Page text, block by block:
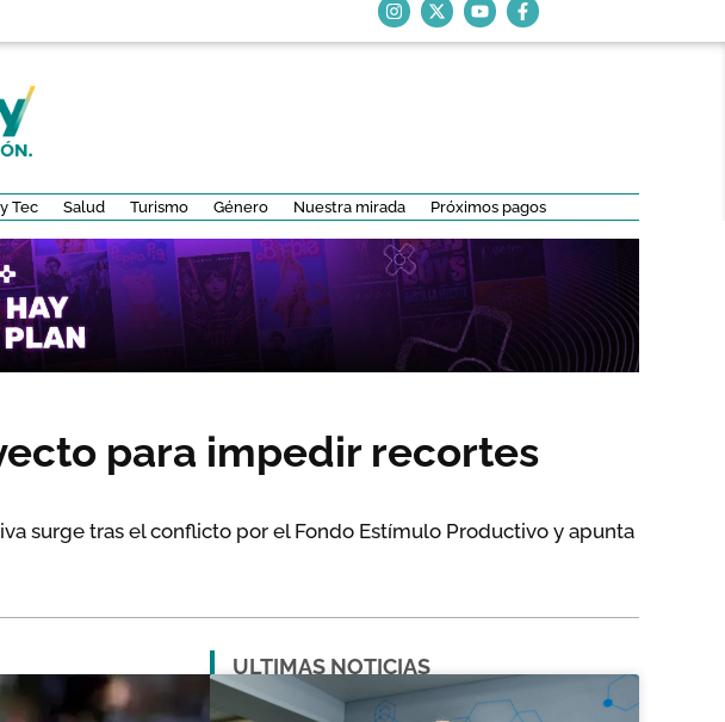
Tec Salud Turismo Género Nuestra mirada Próximos pagos
para impedir recortes
surge tras el conflicto por el Fondo Estímulo Productivo y apunta
ULTIMAS NOTICIAS